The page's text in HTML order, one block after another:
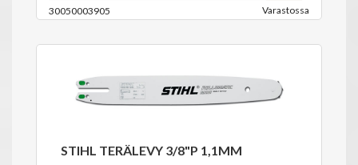
30050003905 Varastossa
STIHL TERÄLEVY 3/8"P 1,1MM